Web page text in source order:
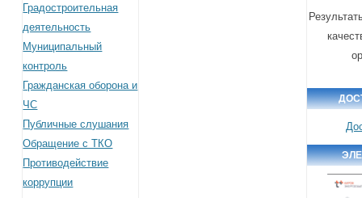
Градостроительная
деятельность
Муниципальный
контроль
Гражданская оборона и
ЧС
Публичные слушания
Обращение с ТКО
Противодействие
коррупции